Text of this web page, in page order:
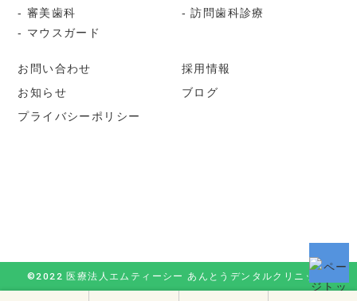
審美歯科
訪問歯科診療
マウスガード
お問い合わせ
採用情報
お知らせ
ブログ
プライバシーポリシー
©2022 医療法人エムティーシー あんとうデンタルクリニック.